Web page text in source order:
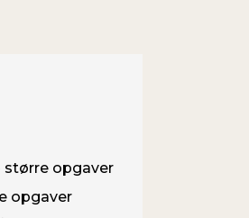
større opgaver
opgaver